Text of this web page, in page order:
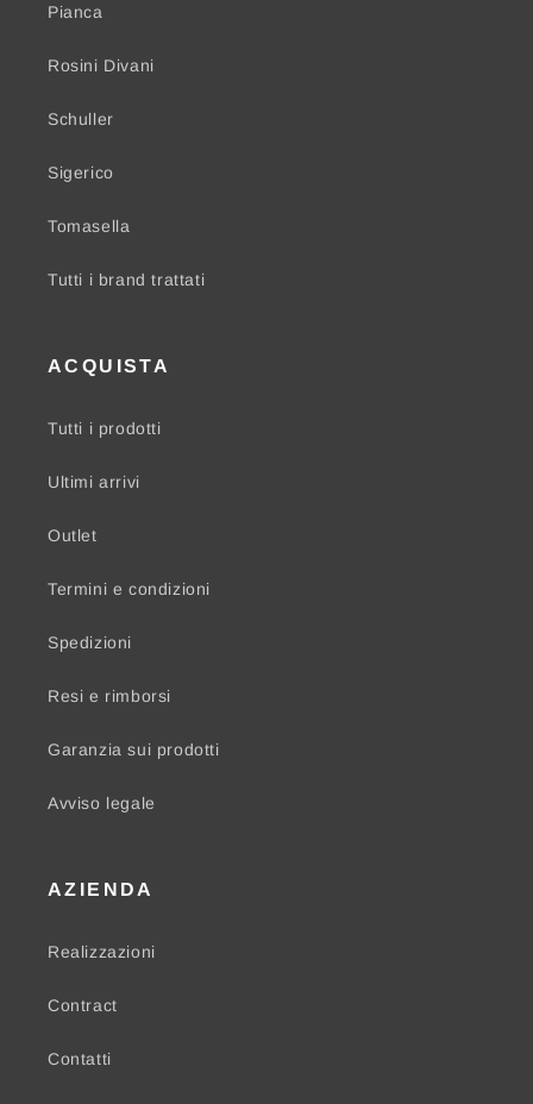
Pianca
Rosini Divani
Schuller
Sigerico
Tomasella
Tutti i brand trattati
ACQUISTA
Tutti i prodotti
Ultimi arrivi
Outlet
Termini e condizioni
Spedizioni
Resi e rimborsi
Garanzia sui prodotti
Avviso legale
AZIENDA
Realizzazioni
Contract
Contatti